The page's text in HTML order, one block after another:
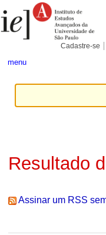
para
conteúdo.
Pessoais
Cadastre-se
menu
Resultado
Assinar um RSS